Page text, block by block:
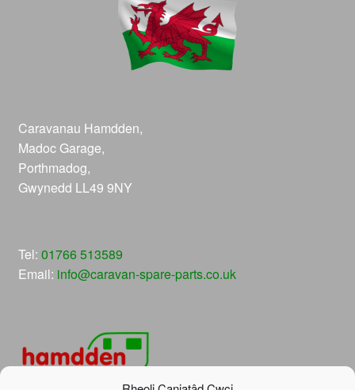
Caravanau Hamdden,
Madoc Garage,
Porthmadog,
Gwynedd LL49 9NY
Tel: 01766 513589
Email: info@caravan-spare-parts.co.uk